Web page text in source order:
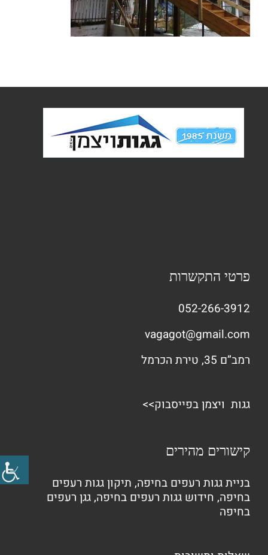
פרטי התקשרות
052-266-3912
vagagot@gmail.com
רמב”ם 35, טירת הכרמל
גגות ויצמן בפייסבוק>>
קישורים מהירים
בניית גגות רעפים בחיפה, תיקון גגות רעפים
בחיפה, חידוש גגות רעפים בחיפה,גגן רעפים
בחיפה